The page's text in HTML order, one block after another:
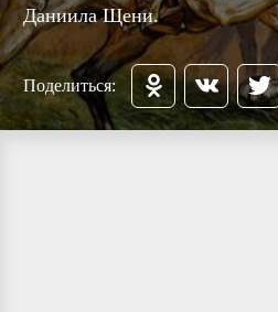
Даниила Щени.
Поделиться: